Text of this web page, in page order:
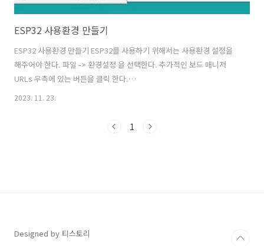
ESP32 사용환경 만들기
ESP32 사용환경 만들기 ESP32를 사용하기 위해서는 사용환경 설정을
해주어야 한다. 파일 -> 환경설정 을 선택한다. 추가적인 보드 매니저
URLs 우측에 있는 버튼을 클릭 한다.
https://raw.githubusercontent.com/espressif/arduino-
림과 같이 입력 한다. 툴 -> 보드-> 보드 매니저 를 선택한다. "esp32"
2023. 11. 23.
1
Designed by 티스토리